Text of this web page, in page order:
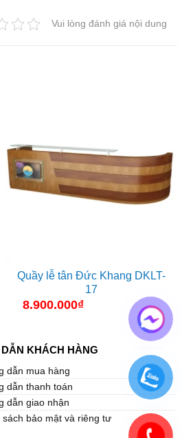
Vui lòng đánh giá nội dung
Quầy lễ tân Đức Khang DKLT-
17
8.900.000₫
KHÁCH HÀNG
dẫn mua hàng
dẫn thanh toán
dẫn giao nhận
sách bảo mật và riêng tư